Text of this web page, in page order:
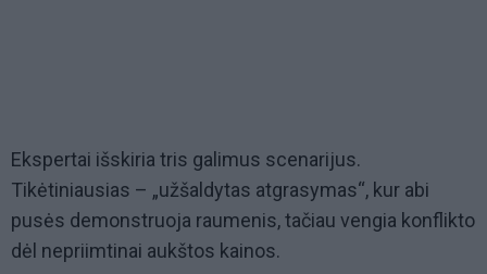
Ekspertai išskiria tris galimus scenarijus.
Tikėtiniausias – „užšaldytas atgrasymas“, kur abi
pusės demonstruoja raumenis, tačiau vengia konflikto
dėl nepriimtinai aukštos kainos.